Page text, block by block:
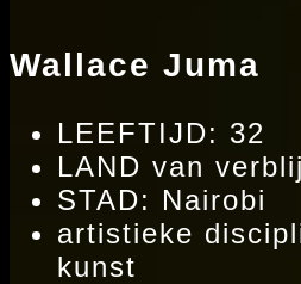
Wallace Juma
LEEFTIJD: 32
LAND van
STAD: Nairobi
artistieke
kunst